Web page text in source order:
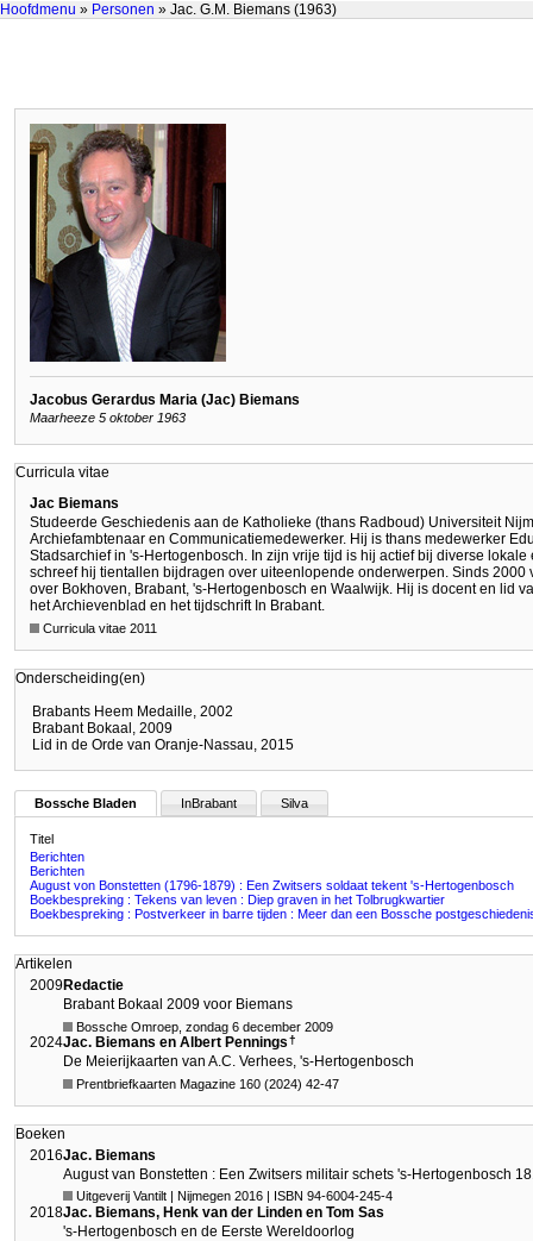
Hoofdmenu » Personen » Jac. G.M. Biemans (1963)
Jacobus Gerardus Maria (Jac) Biemans
Maarheeze 5 oktober 1963
Curricula vitae
Jac Biemans
Studeerde Geschiedenis aan de Katholieke (thans Radboud) Universiteit
Archiefambtenaar en Communicatiemedewerker. Hij is thans medewerker
Stadsarchief in 's-Hertogenbosch. In zijn vrije tijd is hij actief bij diverse
schreef hij tientallen bijdragen over uiteenlopende onderwerpen. Sinds
over Bokhoven, Brabant, 's-Hertogenbosch en Waalwijk. Hij is docent en lid
het Archievenblad en het tijdschrift In Brabant.
Curricula vitae 2011
Onderscheiding(en)
Brabants Heem Medaille, 2002
Brabant Bokaal, 2009
Lid in de Orde van Oranje-Nassau, 2015
Bossche Bladen InBrabant Silva
Titel
Berichten
Berichten
August von Bonstetten (1796-1879) : Een Zwitsers soldaat tekent 's-Hertogenbosch
Boekbespreking : Tekens van leven : Diep graven in het Tolbrugkwartier
Boekbespreking : Postverkeer in barre tijden : Meer dan een Bossche
Artikelen
2009Redactie
Brabant Bokaal 2009 voor Biemans
Bossche Omroep, zondag 6 december 2009
2024Jac. Biemans en Albert Pennings†
De Meierijkaarten van A.C. Verhees, 's-Hertogenbosch
Prentbriefkaarten Magazine 160 (2024) 42-47
Boeken
2016Jac. Biemans
August van Bonstetten : Een Zwitsers militair schets 's-Hertogenbosch
Uitgeverij Vantilt | Nijmegen 2016 | ISBN 94-6004-245-4
2018Jac. Biemans, Henk van der Linden en Tom Sas
's-Hertogenbosch en de Eerste Wereldoorlog